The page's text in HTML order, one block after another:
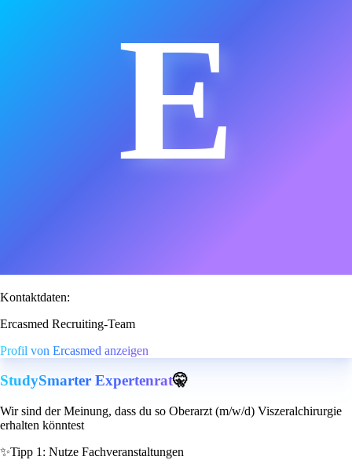
E
Kontaktdaten:
Ercasmed Recruiting-Team
Profil von Ercasmed anzeigen
StudySmarter Expertenrat🤫
Wir sind der Meinung, dass du so Oberarzt (m/w/d) Viszeralchirurgie
erhalten könntest
✨Tipp 1: Nutze Fachveranstaltungen